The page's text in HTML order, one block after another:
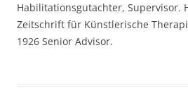
Habilitationsgutachter, Supervisor.
Zeitschrift für Künstlerische
1926 Senior Advisor.